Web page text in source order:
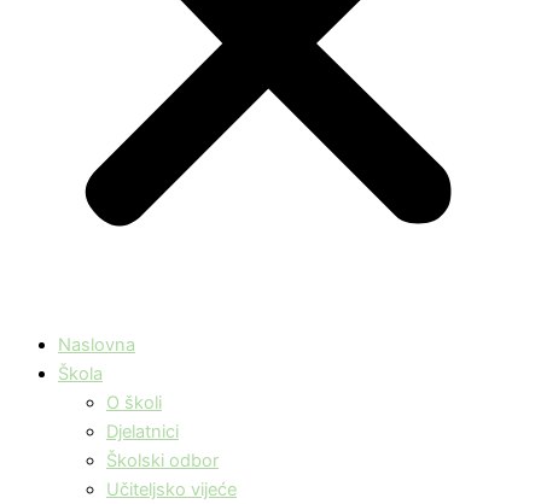
Naslovna
Škola
O školi
Djelatnici
Školski odbor
Učiteljsko vijeće